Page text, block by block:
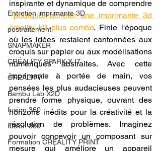
Entretien imprimante 3D
postraitement
SNAPMAKER
CRÉALITY SPARK X I7
CREALITY
Bambu Lab X2D
fusion 360
fusion 360
Formation CREALITY PRINT
inspirante et dynamique de comprendre
pourquoi acheter une imprimante 3d
créality k2 plus combo. Finie l'époque
où les idées restaient cantonnées aux
croquis sur papier ou aux modélisations
numériques abstraites. Avec cette
imprimante à portée de main, vos
pensées les plus audacieuses peuvent
prendre forme physique, ouvrant des
horizons inédits pour la créativité et la
résolution de problèmes. Imaginez
pouvoir concevoir un composant sur
mesure qui améliore un appareil